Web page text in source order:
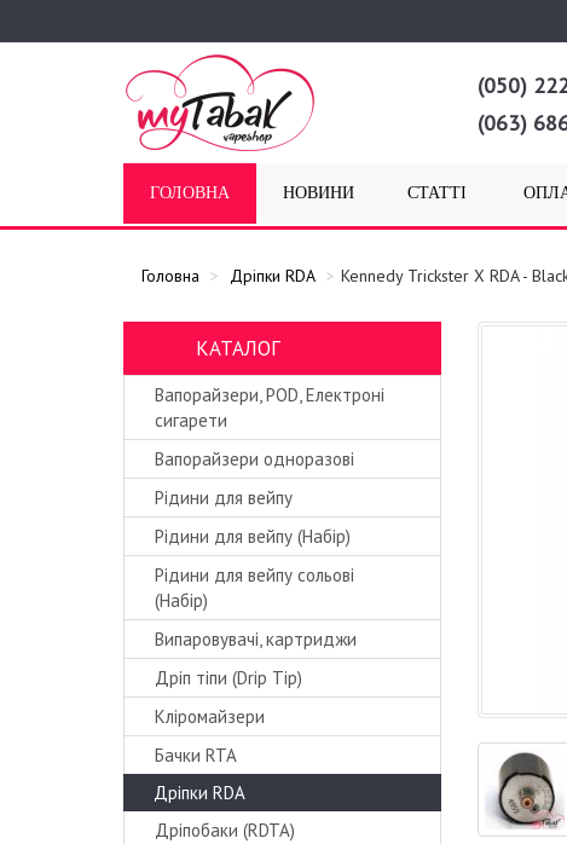
(050)
(063)
ГОЛОВНА НОВИНИ СТАТТІ
Головна Дріпки RDA Kennedy Trickster X RDA -
КАТАЛОГ
Вапорайзери, POD, Електроні
сигарети
Вапорайзери одноразові
Рідини для вейпу
Рідини для вейпу (Набір)
Рідини для вейпу сольові
(Набір)
Випаровувачі, картриджи
Дріп тіпи (Drip Tip)
Кліромайзери
Бачки RTA
Дріпки RDA
Дріпобаки (RDTA)